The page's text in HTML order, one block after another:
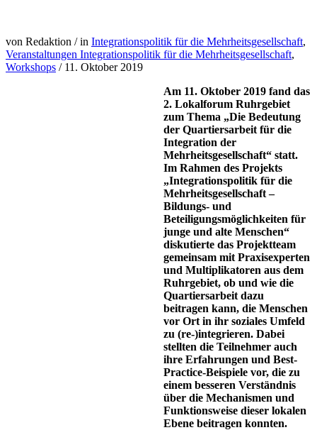
von Redaktion /in Integrationspolitik für die Mehrheitsgesellschaft,
Veranstaltungen Integrationspolitik für die Mehrheitsgesellschaft,
Workshops / 11. Oktober 2019
Am 11. Oktober 2019 fand das
2. Lokalforum Ruhrgebiet
zum Thema „Die Bedeutung
der Quartiersarbeit für die
Integration der
Mehrheitsgesellschaft“ statt.
Im Rahmen des Projekts
„Integrationspolitik für die
Mehrheitsgesellschaft –
Bildungs- und
Beteiligungsmöglichkeiten für
junge und alte Menschen“
diskutierte das Projektteam
gemeinsam mit Praxisexperten
und Multiplikatoren aus dem
Ruhrgebiet, ob und wie die
Quartiersarbeit dazu
beitragen kann, die Menschen
vor Ort in ihr soziales Umfeld
zu (re-)integrieren. Dabei
stellten die Teilnehmer auch
ihre Erfahrungen und Best-
Practice-Beispiele vor, die zu
einem besseren Verständnis
über die Mechanismen und
Funktionsweise dieser lokalen
Ebene beitragen konnten.